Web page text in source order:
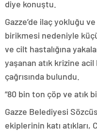
diye konuştu.
Gazze’de ilaç yokluğu
birikmesi nedeniyle
ve cilt hastalığına
yaşanan atık krizine
çağrısında bulundu.
“80 bin ton çöp ve atık
Gazze Belediyesi
ekiplerinin katı atıkları,